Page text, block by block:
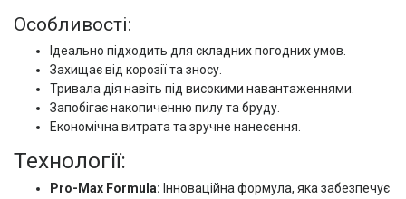
Особливості:
Ідеально підходить для складних погодних умов.
Захищає від корозії та зносу.
Тривала дія навіть під високими навантаженнями.
Запобігає накопиченню пилу та бруду.
Економічна витрата та зручне нанесення.
Технології:
Pro-Max Formula: Інноваційна формула, яка забезпечує